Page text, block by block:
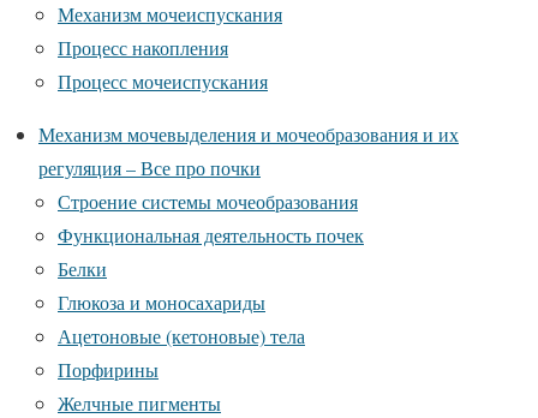
Механизм мочеиспускания
Процесс накопления
Процесс мочеиспускания
Механизм мочевыделения и мочеобразования и их
регуляция – Все про почки
Строение системы мочеобразования
Функциональная деятельность почек
Белки
Глюкоза и моносахариды
Ацетоновые (кетоновые) тела
Порфирины
Желчные пигменты